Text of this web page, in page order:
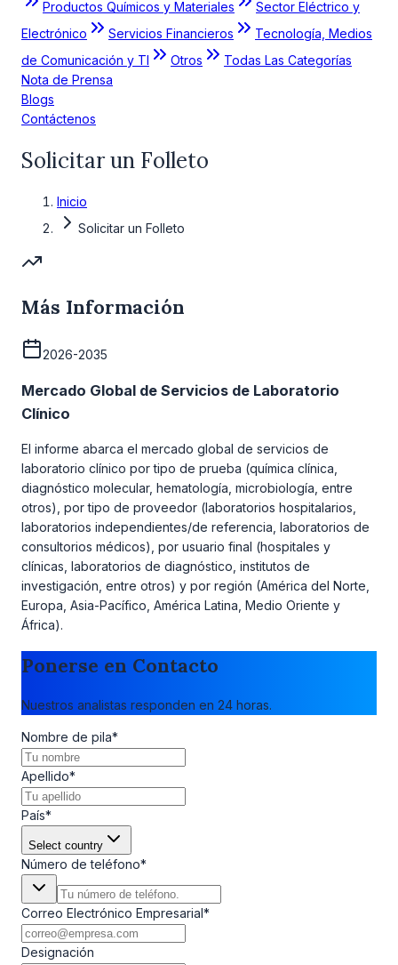
Productos Químicos y Materiales
Sector Eléctrico y
Electrónico
Servicios Financieros
Tecnología, Medios
de Comunicación y TI
Otros
Todas Las Categorías
Nota de Prensa
Blogs
Contáctenos
Solicitar un Folleto
Inicio
Solicitar un Folleto
Más Información
2026-2035
Mercado Global de Servicios de Laboratorio
Clínico
El informe abarca el mercado global de servicios de
laboratorio clínico por tipo de prueba (química clínica,
diagnóstico molecular, hematología, microbiología, entre
otros), por tipo de proveedor (laboratorios hospitalarios,
laboratorios independientes/de referencia, laboratorios de
consultorios médicos), por usuario final (hospitales y
clínicas, laboratorios de diagnóstico, institutos de
investigación, entre otros) y por región (América del Norte,
Europa, Asia-Pacífico, América Latina, Medio Oriente y
África).
Ponerse en Contacto
Nuestros analistas responden en 24 horas.
Nombre de pila*
Apellido*
País*
Select country
Número de teléfono*
Correo Electrónico Empresarial*
Designación